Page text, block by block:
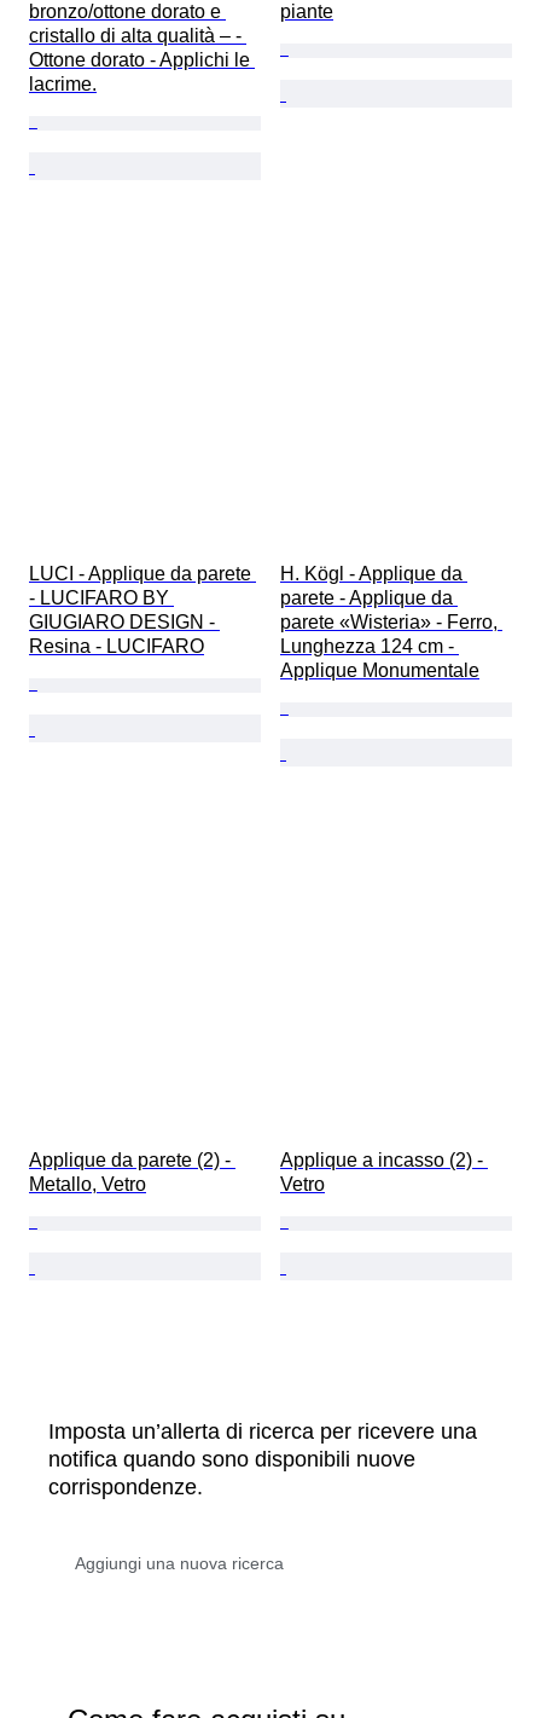
bronzo/ottone dorato e
cristallo di alta qualità – -
Ottone dorato - Applichi le
lacrime.
piante
LUCI - Applique da parete
- LUCIFARO BY
GIUGIARO DESIGN -
Resina - LUCIFARO
H. Kögl - Applique da
parete - Applique da
parete «Wisteria» - Ferro,
Lunghezza 124 cm -
Applique Monumentale
Applique da parete (2) -
Metallo, Vetro
Applique a incasso (2) -
Vetro
Imposta un’allerta di ricerca per ricevere una
notifica quando sono disponibili nuove
corrispondenze.